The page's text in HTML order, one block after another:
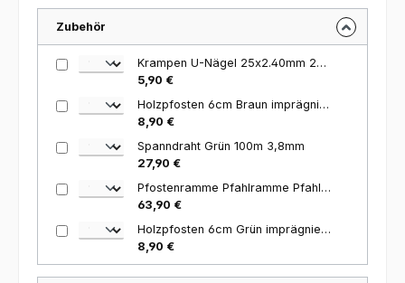
Zubehör
Krampen U-Nägel 25x2.40mm 250 Stück
5,90 €
Holzpfosten 6cm Braun imprägniert 120cm
8,90 €
Spanndraht Grün 100m 3,8mm
27,90 €
Pfostenramme Pfahlramme Pfahlhammer 66,5cm 120mm
63,90 €
Holzpfosten 6cm Grün imprägniert 120cm
8,90 €